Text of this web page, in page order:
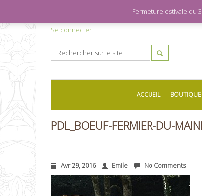
Se connecter
ACCUEIL BOUTIQUE
PDL_BOEUF-FERMIER-DU-
Avr 29, 2016 Emile No Comments
Fermeture estivale du